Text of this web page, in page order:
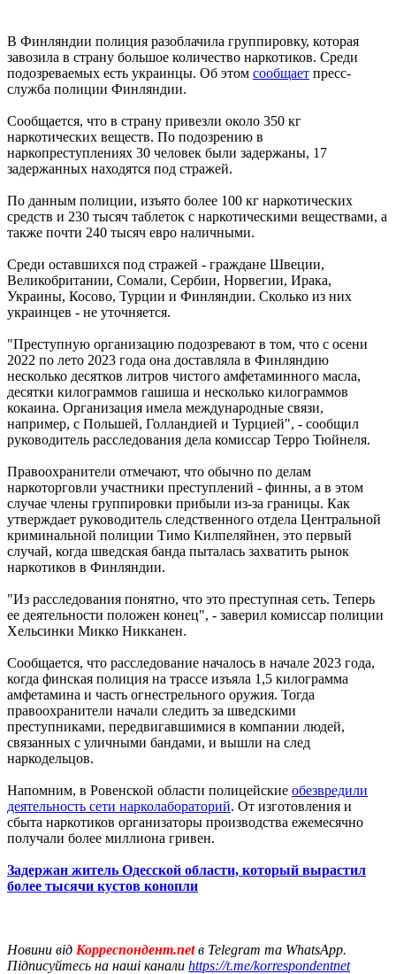
В Финляндии полиция разоблачила группировку, которая
завозила в страну большое количество наркотиков. Среди
подозреваемых есть украинцы. Об этом сообщает пресс-
служба полиции Финляндии.
Сообщается, что в страну привезли около 350 кг
наркотических веществ. По подозрению в
наркопреступлениях 30 человек были задержаны, 17
задержанных находятся под стражей.
По данным полиции, изъято более 100 кг наркотических
средств и 230 тысяч таблеток с наркотическими веществами, а
также почти 240 тысяч евро наличными.
Среди оставшихся под стражей - граждане Швеции,
Великобритании, Сомали, Сербии, Норвегии, Ирака,
Украины, Косово, Турции и Финляндии. Сколько из них
украинцев - не уточняется.
"Преступную организацию подозревают в том, что с осени
2022 по лето 2023 года она доставляла в Финляндию
несколько десятков литров чистого амфетаминного масла,
десятки килограммов гашиша и несколько килограммов
кокаина. Организация имела международные связи,
например, с Польшей, Голландией и Турцией", - сообщил
руководитель расследования дела комиссар Терро Тюйнеля.
Правоохранители отмечают, что обычно по делам
наркоторговли участники преступлений - финны, а в этом
случае члены группировки прибыли из-за границы. Как
утверждает руководитель следственного отдела Центральной
криминальной полиции Тимо Килпеляйнен, это первый
случай, когда шведская банда пыталась захватить рынок
наркотиков в Финляндии.
"Из расследования понятно, что это преступная сеть. Теперь
ее деятельности положен конец", - заверил комиссар полиции
Хельсинки Микко Никканен.
Сообщается, что расследование началось в начале 2023 года,
когда финская полиция на трассе изъяла 1,5 килограмма
амфетамина и часть огнестрельного оружия. Тогда
правоохранители начали следить за шведскими
преступниками, передвигавшимися в компании людей,
связанных с уличными бандами, и вышли на след
наркодельцов.
Напомним, в Ровенской области полицейские обезвредили
деятельность сети нарколабораторий. От изготовления и
сбыта наркотиков организаторы производства ежемесячно
получали более миллиона гривен.
Задержан житель Одесской области, который вырастил
более тысячи кустов конопли
Новини від Корреспондент.netв Telegram та WhatsApp.
Підписуйтесь на наші канали https://t.me/korrespondentnet